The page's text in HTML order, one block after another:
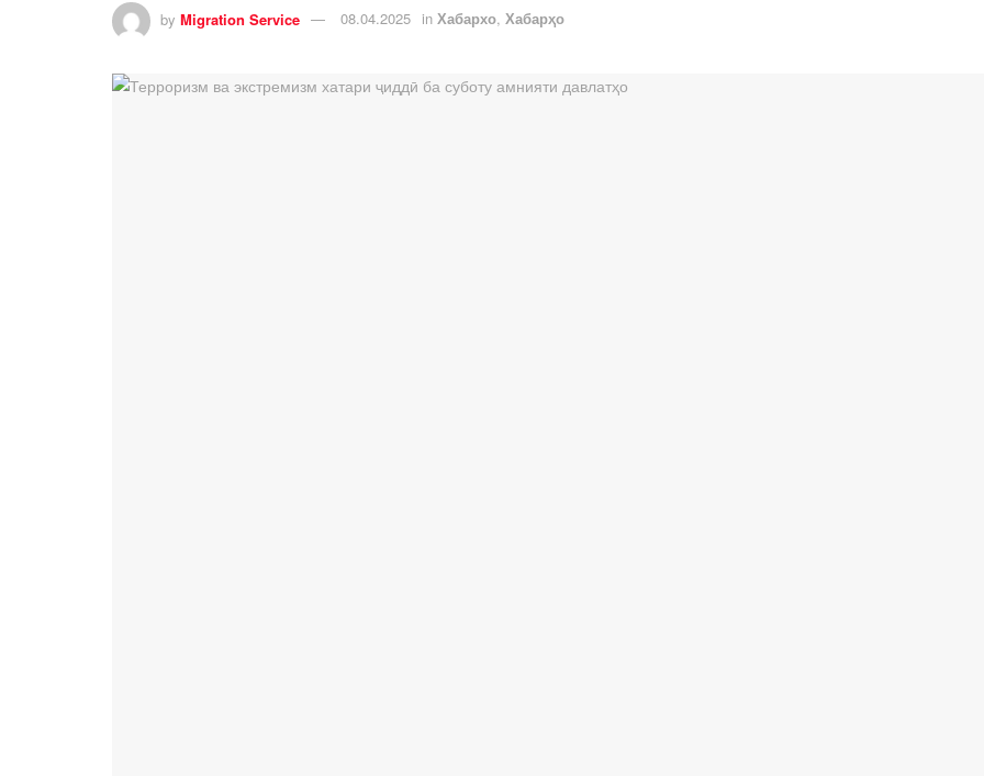
by Migration Service 08.04.2025 in Хабархо, Хабарҳо